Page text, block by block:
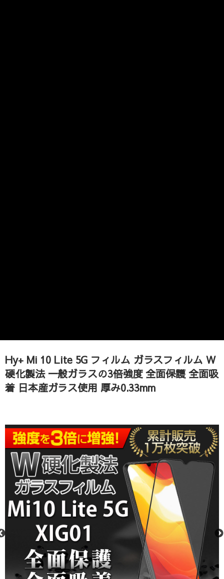
Hy+ Mi 10 Lite 5G フィルム ガラスフィルム W
硬化製法 一般ガラスの3倍強度 全面保護 全面吸
着 日本産ガラス使用 厚み0.33mm